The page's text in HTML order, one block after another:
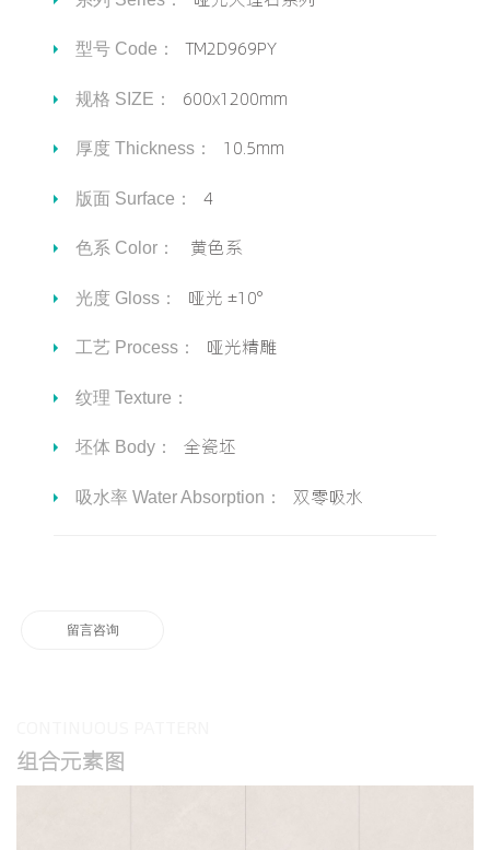
型号 Code： TM2D969PY
规格 SIZE： 600x1200mm
厚度 Thickness： 10.5mm
版面 Surface： 4
色系 Color： 黄色系
光度 Gloss： 哑光 ±10°
工艺 Process： 哑光精雕
纹理 Texture：
坯体 Body： 全瓷坯
吸水率 Water Absorption： 双零吸水
留言咨询
组合元素图